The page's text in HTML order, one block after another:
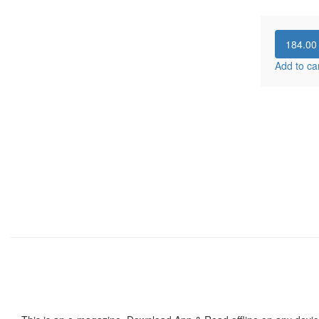
184.00
Add to